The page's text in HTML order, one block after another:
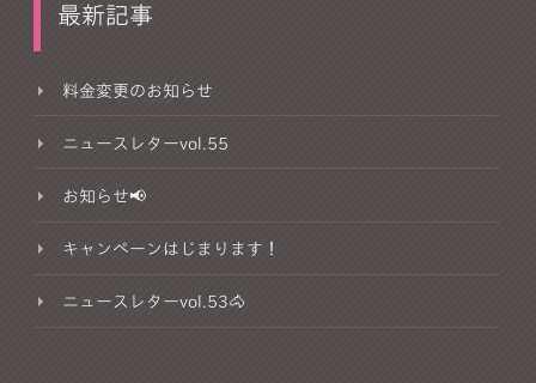
最新記事
料金変更のお知らせ
ニュースレターvol.55
お知らせ📢
キャンペーンはじまります！
ニュースレターvol.53🐴